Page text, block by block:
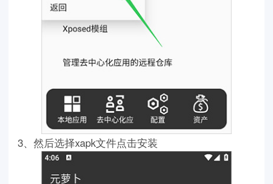
3、然后选择xapk文件点击安装